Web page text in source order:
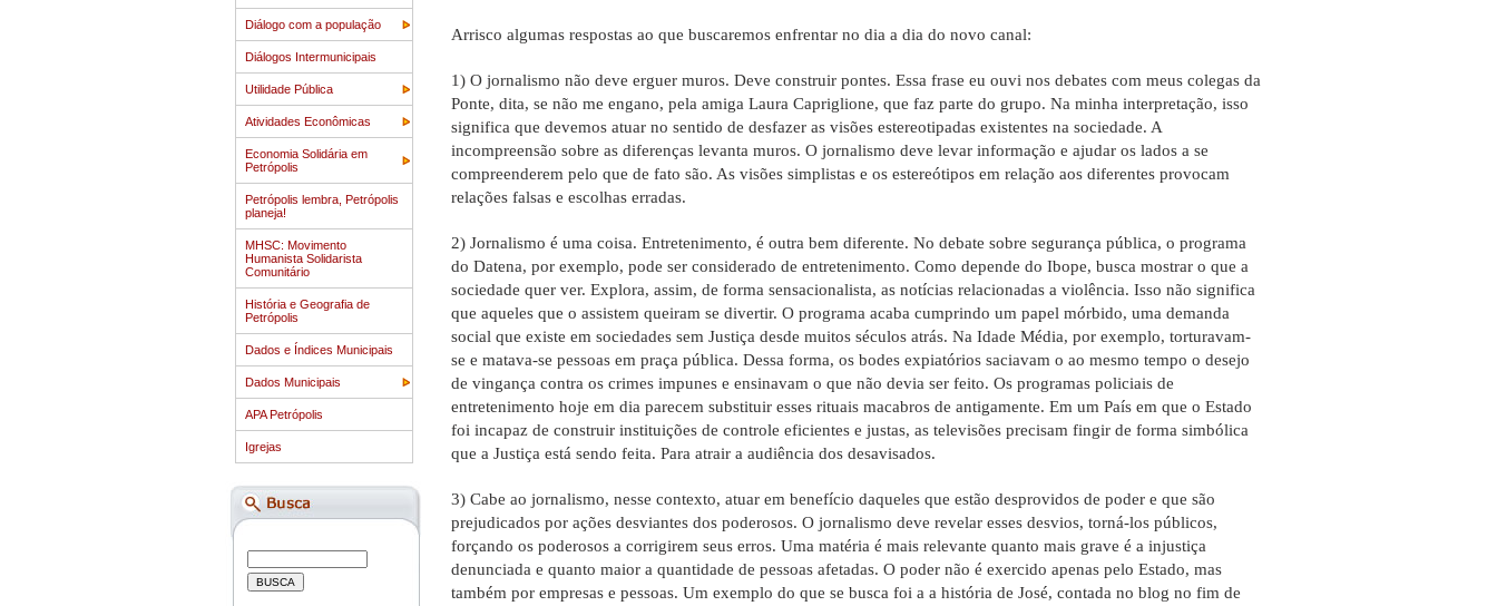
Diálogo com a população
Diálogos Intermunicipais
Utilidade Pública
Atividades Econômicas
Economia Solidária em
Petrópolis
Petrópolis lembra, Petrópolis
planeja!
MHSC: Movimento
Humanista Solidarista
Comunitário
História e Geografia de
Petrópolis
Dados e Índices Municipais
Dados Municipais
APA Petrópolis
Igrejas
Arrisco algumas respostas ao que buscaremos enfrentar no dia a dia do novo canal:
1) O jornalismo não deve erguer muros. Deve construir pontes. Essa frase eu ouvi nos debates com meus colegas da
Ponte, dita, se não me engano, pela amiga Laura Capriglione, que faz parte do grupo. Na minha interpretação, isso
significa que devemos atuar no sentido de desfazer as visões estereotipadas existentes na sociedade. A
incompreensão sobre as diferenças levanta muros. O jornalismo deve levar informação e ajudar os lados a se
compreenderem pelo que de fato são. As visões simplistas e os estereótipos em relação aos diferentes provocam
relações falsas e escolhas erradas.
2) Jornalismo é uma coisa. Entretenimento, é outra bem diferente. No debate sobre segurança pública, o programa
do Datena, por exemplo, pode ser considerado de entretenimento. Como depende do Ibope, busca mostrar o que a
sociedade quer ver. Explora, assim, de forma sensacionalista, as notícias relacionadas a violência. Isso não significa
que aqueles que o assistem queiram se divertir. O programa acaba cumprindo um papel mórbido, uma demanda
social que existe em sociedades sem Justiça desde muitos séculos atrás. Na Idade Média, por exemplo, torturavam-
se e matava-se pessoas em praça pública. Dessa forma, os bodes expiatórios saciavam o ao mesmo tempo o desejo
de vingança contra os crimes impunes e ensinavam o que não devia ser feito. Os programas policiais de
entretenimento hoje em dia parecem substituir esses rituais macabros de antigamente. Em um País em que o Estado
foi incapaz de construir instituições de controle eficientes e justas, as televisões precisam fingir de forma simbólica
que a Justiça está sendo feita. Para atrair a audiência dos desavisados.
3) Cabe ao jornalismo, nesse contexto, atuar em benefício daqueles que estão desprovidos de poder e que são
prejudicados por ações desviantes dos poderosos. O jornalismo deve revelar esses desvios, torná-los públicos,
forçando os poderosos a corrigirem seus erros. Uma matéria é mais relevante quanto mais grave é a injustiça
denunciada e quanto maior a quantidade de pessoas afetadas. O poder não é exercido apenas pelo Estado, mas
também por empresas e pessoas. Um exemplo do que se busca foi a a história de José, contada no blog no fim de